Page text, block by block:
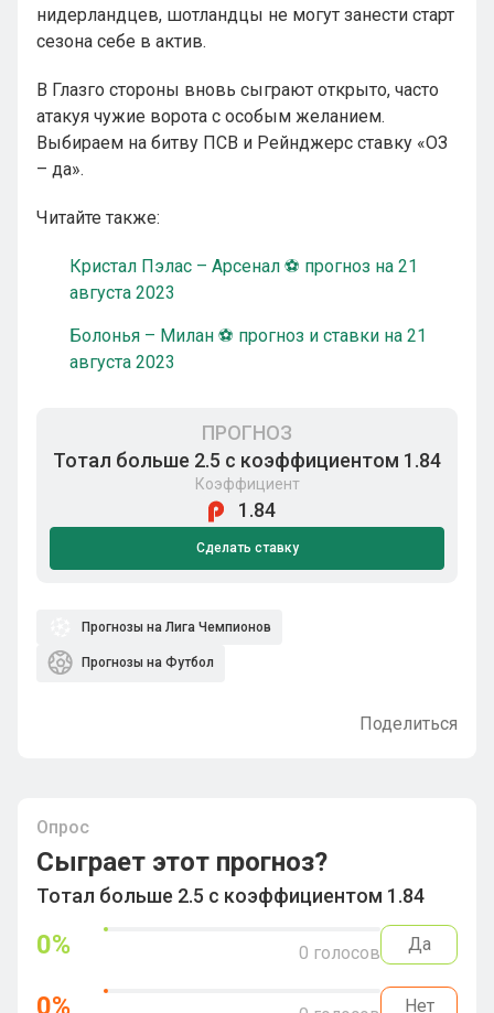
нидерландцев, шотландцы не могут занести старт
сезона себе в актив.
В Глазго стороны вновь сыграют открыто, часто
атакуя чужие ворота с особым желанием.
Выбираем на битву ПСВ и Рейнджерс ставку «ОЗ
– да».
Читайте также:
Кристал Пэлас – Арсенал ⚽ прогноз на 21
августа 2023
Болонья – Милан ⚽ прогноз и ставки на 21
августа 2023
ПРОГНОЗ
Тотал больше 2.5 с коэффициентом 1.84
Коэффициент
1.84
Сделать ставку
Прогнозы на Лига Чемпионов
Прогнозы на Футбол
Поделиться
Опрос
Сыграет этот прогноз?
Тотал больше 2.5 с коэффициентом 1.84
0% 0 голосов Да
0% Нет